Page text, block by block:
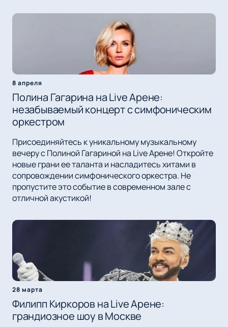
8 апреля
Полина Гагарина на Live Арене:
незабываемый концерт с симфоническим
оркестром
Присоединяйтесь к уникальному музыкальному
вечеру с Полиной Гагариной на Live Арене! Откройте
новые грани ее таланта и насладитесь хитами в
сопровождении симфонического оркестра. Не
пропустите это событие в современном зале с
отличной акустикой!
28 марта
Филипп Киркоров на Live Арене:
грандиозное шоу в Москве